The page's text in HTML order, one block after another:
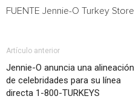
FUENTE Jennie-O Turkey Store
Artículo anterior
Jennie-O anuncia una alineación
de celebridades para su línea
directa 1-800-TURKEYS